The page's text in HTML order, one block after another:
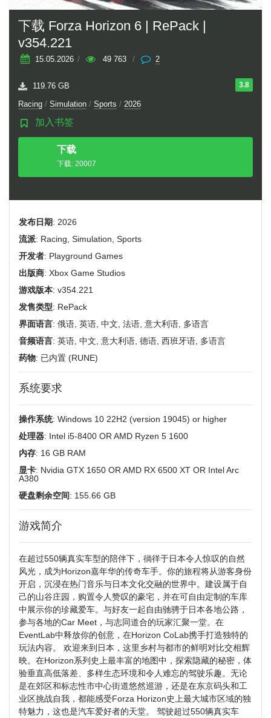
下载 Forza Horizon 6 | RePack |
v354.221
15.05.2026 / 49 763 / 2
3.8
119.76 GB
Racing / Simulation / Sports / 2026
加入书签
下载
种子
下载: 20007
发布日期: 2026
流派: Racing, Simulation, Sports
开发者: Playground Games
出版商: Xbox Game Studios
游戏版本: v354.221
发售类型: RePack
界面语言: 俄语, 英语, 中文, 法语, 意大利语, 多语言
音频语言: 英语, 中文, 意大利语, 德语, 西班牙语, 多语言
药物: 已内置 (RUNE)
系统要求
操作系统: Windows 10 22H2 (version 19045) or higher
处理器: Intel i5-8400 OR AMD Ryzen 5 1600
内存: 16 GB RAM
显卡: Nvidia GTX 1650 OR AMD RX 6500 XT OR Intel Arc
A380
硬盘剩余空间: 155.66 GB
游戏简介
在超过550辆真实车型的陪伴下，徜徉于日本令人惊叹的自然
风光，成为Horizon嘉年华的传奇车手。你的旅程将从游客身份
开启，沉浸在热门音乐与日本文化交融的世界中。建设属于自
己的山谷庄园，购置令人赞叹的豪宅，并在可自由定制的车库
中展示你的珍藏爱车。与好友一起自由驰骋于日本各地公路，
参与各地的Car Meet，与志同道合的玩家汇聚一堂。在
EventLab中释放你的创意，在Horizon CoLab携手打造独特的
玩法内容。 欢迎来到日本，这里乡村与都市的鲜明对比交相辉
映。在Horizon系列史上最丰富的地图中，探索隐藏的秘密，体
验垂直高低落差、多样生态环境和令人难忘的驾驶乐趣。无论
是在郊区和标志性市中心街道悠然巡游，还是在东京码头和工
业区挑战自我，都能感受Forza Horizon史上最大城市区域的独
特魅力，这也是汽车爱好者的天堂。 驾驶超过550辆真实车